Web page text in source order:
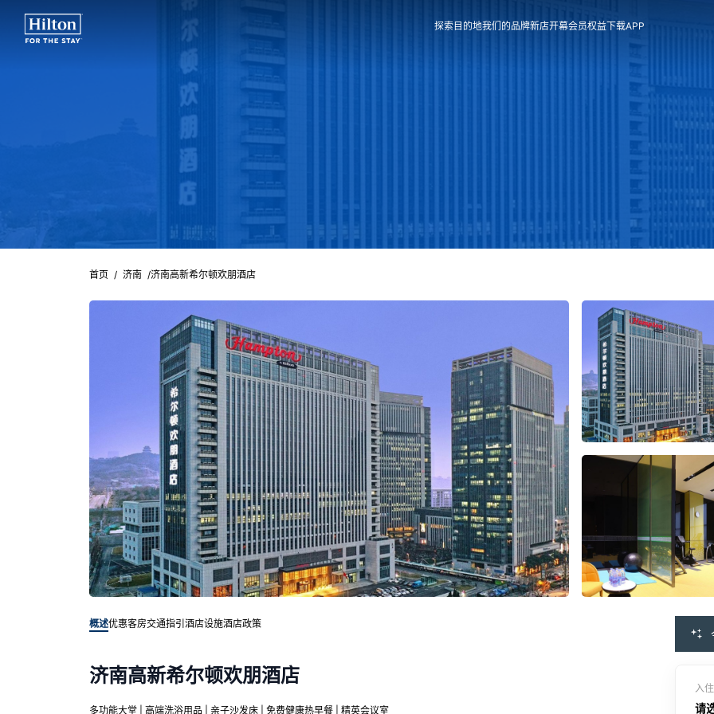
探索目的地我们的品牌新店开幕会员权益下载APP
首页 / 济南 /济南高新希尔顿欢朋酒店
概述优惠客房交通指引 酒店设施酒店政策
济南高新希尔顿欢朋酒店
多功能大堂 | 高端洗浴用品 | 亲子沙发床 | 免费健康热早餐 | 精英会议室
入
请